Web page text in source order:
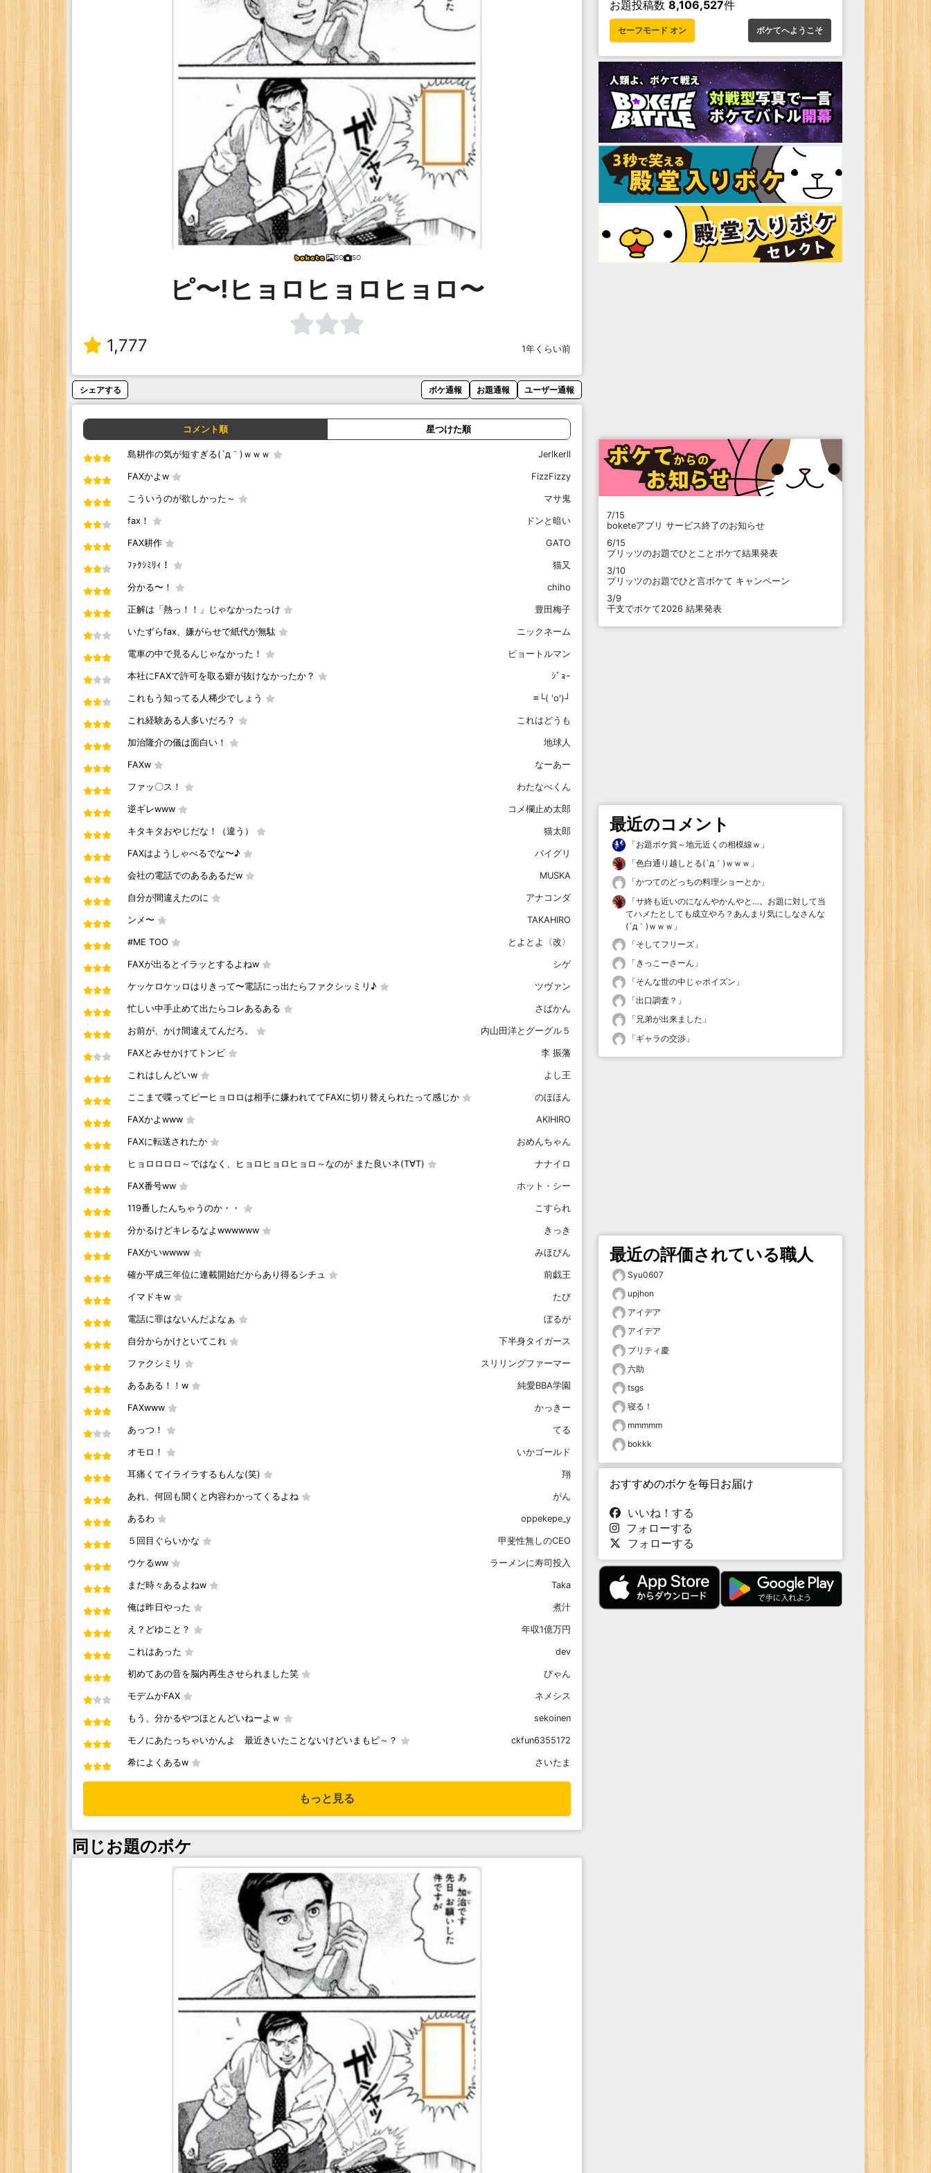
SO SO
ピ〜!ヒョロヒョロヒョロ〜
1,777 1年くらい前
シェアする ボケ通報 お題通報 ユーザー通報
コメント順 星つけた順
島耕作の気が短すぎる(´д｀)ｗｗｗ Jerlkerll
FAXかよw FizzFizzy
こういうのが欲しかった～ マサ鬼
fax！ ドンと暗い
FAX耕作 GATO
ﾌｧｸｼﾐﾘｨ！ 猫又
分かる〜！ chiho
正解は「熱っ！！」じゃなかったっけ 豊田梅子
いたずらfax、嫌がらせで紙代が無駄 ニックネーム
電車の中で見るんじゃなかった！ ピョートルマン
本社にFAXで許可を取る癖が抜けなかったか？ ｼﾞｮｰ
これもう知ってる人稀少でしょう ≡└( 'o')┘
これ経験ある人多いだろ？ これはどうも
加治隆介の儀は面白い！ 地球人
FAXw なーあー
ファッ〇ス！ わたなべくん
逆ギレwww コメ欄止め太郎
キタキタおやじだな！（違う） 猫太郎
FAXはようしゃべるでな〜♪ バイグリ
会社の電話でのあるあるだw MUSKA
自分が間違えたのに アナコンダ
ンメ〜 TAKAHIRO
#ME TOO とよとよ〈改〉
FAXが出るとイラッとするよねw シゲ
ケッケロケッロはりきって〜電話にっ出たらファクシッミリ♪ ツヴァン
忙しい中手止めて出たらコレあるある さばかん
お前が、かけ間違えてんだろ。 内山田洋とグーグル５
FAXとみせかけてトンビ 李 振藩
これはしんどいw よし王
ここまで喋ってピーヒョロロは相手に嫌われててFAXに切り替えられたって感じか のほほん
FAXかよwww AKIHIRO
FAXに転送されたか おめんちゃん
ヒョロロロロ～ではなく、ヒョロヒョロヒョロ～なのが また良いネ(T∀T) ナナイロ
FAX番号ww ホット・シー
119番したんちゃうのか・・ こすられ
分かるけどキレるなよwwwwww きっき
FAXかいwwww みほぴん
確か平成三年位に連載開始だからあり得るシチュ 前戯王
イマドキw たび
電話に罪はないんだよなぁ ぼるが
自分からかけといてこれ 下半身タイガース
ファクシミリ スリリングファーマー
あるある！！w 純愛BBA学園
FAXwww かっきー
あっつ！ てる
オモロ！ いかゴールド
耳痛くてイライラするもんな(笑) 翔
あれ、何回も聞くと内容わかってくるよね がん
あるわ oppekepe_y
５回目ぐらいかな 甲斐性無しのCEO
ウケるww ラーメンに寿司投入
まだ時々あるよねw Taka
俺は昨日やった 煮汁
え？どゆこと？ 年収1億万円
これはあった dev
初めてあの音を脳内再生させられました笑 びゃん
モデムかFAX ネメシス
もう、分かるやつほとんどいねーよｗ sekoinen
モノにあたっちゃいかんよ 最近きいたことないけどいまもピ～？ ckfun6355172
希によくあるw さいたま
もっと見る
同じお題のボケ
お題投稿数 8,106,527件
セーフモード オン ボケてへようこそ
7/15
boketeアプリ サービス終了のお知らせ
6/15
プリッツのお題でひとことボケて結果発表
3/10
プリッツのお題でひと言ボケて キャンペーン
3/9
干支でボケて2026 結果発表
最近のコメント
「お題ボケ賞～地元近くの相模線ｗ 」
「色白通り越しとる(´д｀)ｗｗｗ 」
「かつてのどっちの料理ショーとか 」
「サ終も近いのになんやかんやと…。お題に対して当
てハメたとしても成立やろ？あんまり気にしなさんな
(´д｀)ｗｗｗ 」
「そしてフリーズ 」
「 きっこーさーん 」
「そんな世の中じゃポイズン 」
「出口調査？ 」
「 兄弟が出来ました 」
「ギャラの交渉 」
最近の評価されている職人
Syu0607
upjhon
アイデア
アイデア
プリティ慶
六助
tsgs
寝る！
mmmmm
bokkk
おすすめのボケを毎日お届け
いいね！する
フォローする
フォローする